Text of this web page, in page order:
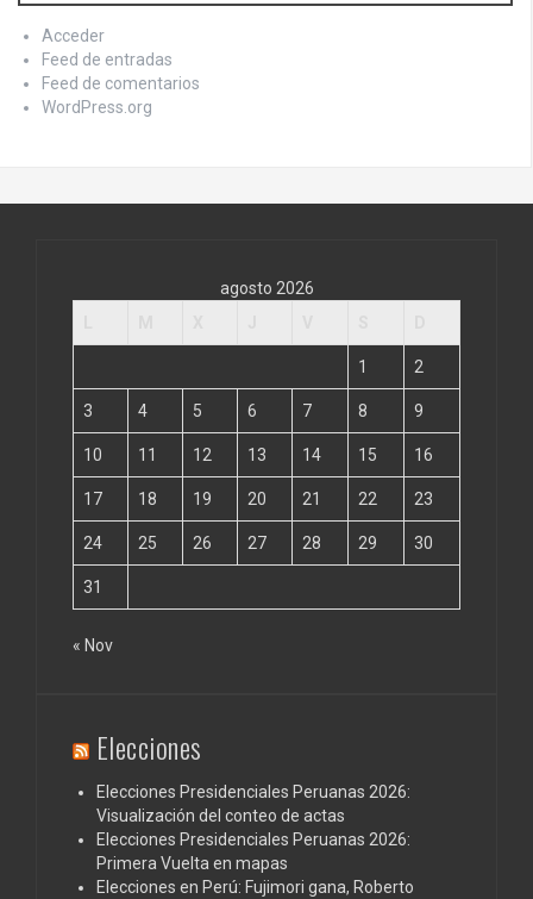
Acceder
Feed de entradas
Feed de comentarios
WordPress.org
agosto 2026
1 2
3 4 5 6 7 8 9
10 11 12 13 14 15 16
17 18 19 20 21 22 23
24 25 26 27 28 29 30
31
« Nov
Elecciones
Elecciones Presidenciales Peruanas 2026:
Visualización del conteo de actas
Elecciones Presidenciales Peruanas 2026:
Primera Vuelta en mapas
Elecciones en Perú: Fujimori gana, Roberto